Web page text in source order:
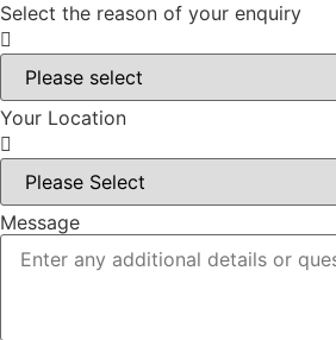
Select the reason of your enquiry
Your Location
Message